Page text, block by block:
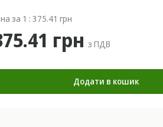
за 1 : 375.41 грн
грн з ПДВ
Додати в кошик